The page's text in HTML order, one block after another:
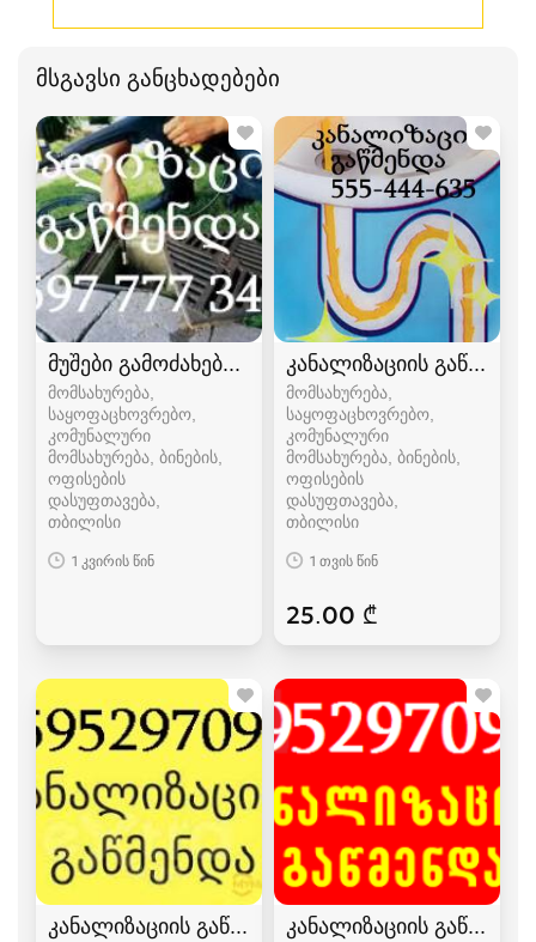
მსგავსი განცხადებები
მუშები გამოძახებით 24 საათიანი მომსახურება
მომსახურება,
საყოფაცხოვრებო,
კომუნალური
მომსახურება, ბინების,
ოფისების
დასუფთავება
თბილისი
1 კვირის წინ
კანალიზაციის
მომსახურება,
საყოფაცხოვრებო,
კომუნალური
მომსახურება, ბინების,
ოფისების
დასუფთავება
თბილისი
1 თვის წინ
25.00 ₾
კანალიზაციის გაწმენდა ბინებში ოფისებში
კანალიზაციის